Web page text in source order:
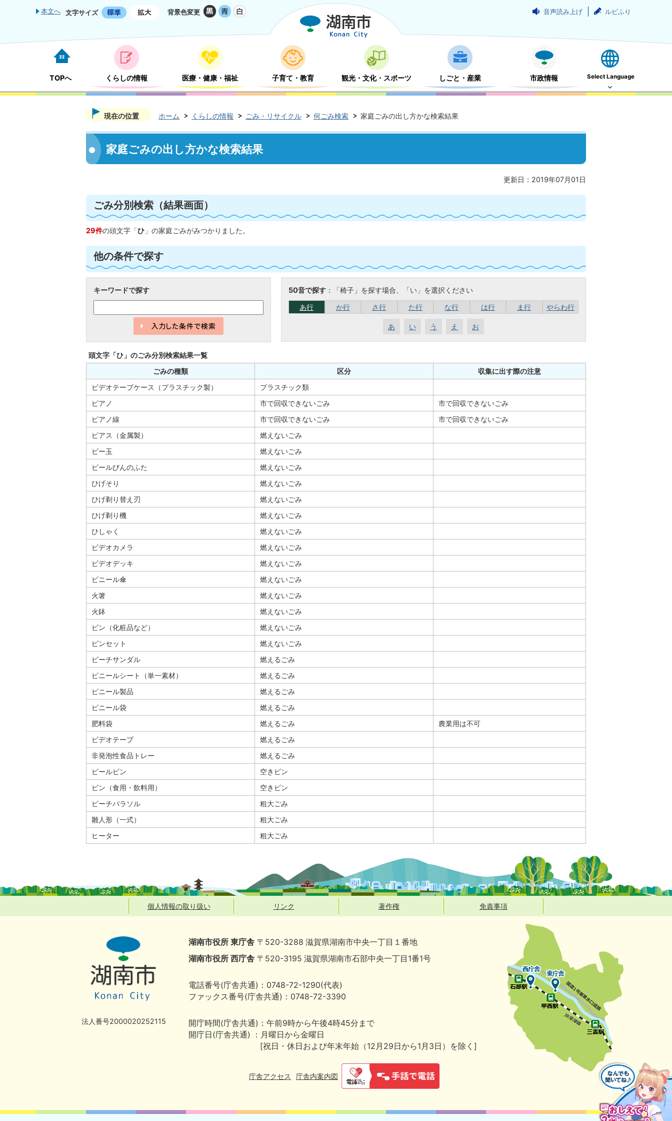
本文へ 文字サイズ 背景色変更 音声読み上げ ルビふり
TOPへ くらしの情報 医療・健康・福祉 子育て・教育 観光・文化・スポーツ しごと・産業 市政情報 Select Language
現在の位置 ホーム くらしの情報 ごみ・リサイクル 何ごみ検索 家庭ごみの出し方かな検索結果
家庭ごみの出し方かな検索結果
更新日：2019年07月01日
ごみ分別検索 （結果画面）
29件の頭文字「ひ 」の家庭ごみがみつかりました。
他の条件で探す
キーワードで探す 50音で探す ：「椅子」を探す場合、「い」を選択ください
あ行
か行 さ行 た行 な行 は行 ま行 やらわ行
あ い う え お
頭文字「ひ 」のごみ分別検索結果一覧
ごみの種類
区分
収集に出す際の注意
ビデオテープケース（プラスチック製）
プラスチック類
ピアノ
市で回収できないごみ
市で回収できないごみ
ピアノ線
市で回収できないごみ
市で回収できないごみ
ピアス（金属製）
燃えないごみ
ビー玉
燃えないごみ
ビールびんのふた
燃えないごみ
ひげそり
燃えないごみ
ひげ剃り替え刃
燃えないごみ
ひげ剃り機
燃えないごみ
ひしゃく
燃えないごみ
ビデオカメラ
燃えないごみ
ビデオデッキ
燃えないごみ
ビニール傘
燃えないごみ
火箸
燃えないごみ
火鉢
燃えないごみ
ビン（化粧品など）
燃えないごみ
ピンセット
燃えないごみ
ビーチサンダル
燃えるごみ
ビニールシート（単一素材）
燃えるごみ
ビニール製品
燃えるごみ
ビニール袋
燃えるごみ
肥料袋
燃えるごみ
農業用は不可
ビデオテープ
燃えるごみ
非発泡性食品トレー
燃えるごみ
ビールビン
空きビン
ビン（食用・飲料用）
空きビン
ビーチパラソル
粗大ごみ
雛人形（一式）
粗大ごみ
ヒーター
粗大ごみ
個人情報の取り扱い リンク 著作権 免責事項
法人番号2000020252115
湖南市役所 東庁舎 〒520-3288 滋賀県湖南市中央一丁目１番地
湖南市役所 西庁舎 〒520-3195 滋賀県湖南市石部中央一丁目1番1号
電話番号(庁舎共通)：0748-72-1290(代表)
ファックス番号(庁舎共通)：0748-72-3390
開庁時間(庁舎共通)：午前9時から午後4時45分まで
開庁日(庁舎共通) ：月曜日から金曜日
[祝日・休日および年末年始（12月29日から1月3日）を除く]
庁舎アクセス 庁舎内案内図